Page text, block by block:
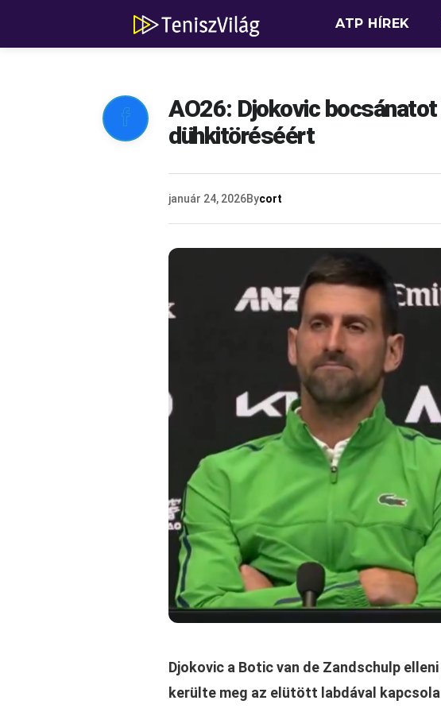
ATP HÍREK

AO26: Djokovic
dühkitöréséért
január 24, 2026Bycort
Djokovic a Botic van de Zandschulp
kerülte meg az elütött labdával